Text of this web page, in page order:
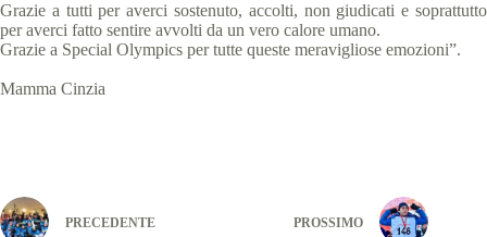
Grazie a tutti per averci sostenuto, accolti, non giudicati e soprattutto
per averci fatto sentire avvolti da un vero calore umano.
Grazie a Special Olympics per tutte queste meravigliose emozioni”.
Mamma Cinzia
PRECEDENTE PROSSIMO